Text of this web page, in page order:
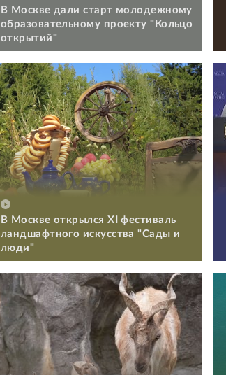
В Москве дали старт молодежному
образовательному проекту "Кольцо
открытий"
В Москве открылся XI фестиваль
ландшафтного искусства "Сады и
люди"